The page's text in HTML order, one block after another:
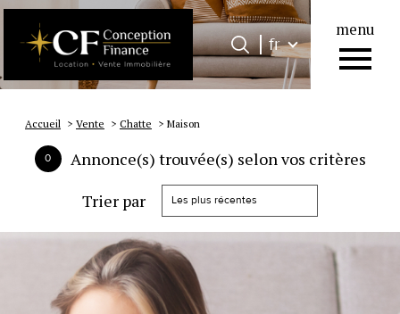
menu
Langue
fr
Accueil
Langue
fr
Accueil Vente Chatte Maison
0
Annonce(s) trouvée(s) selon vos critères
Trier par
Les plus récentes